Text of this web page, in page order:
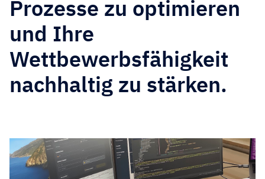
Prozesse zu optimieren
und Ihre
Wettbewerbsfähigkeit
nachhaltig zu stärken.